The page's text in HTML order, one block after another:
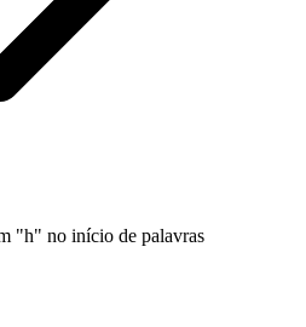
"h" no início de palavras